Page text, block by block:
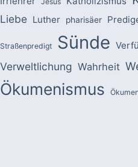
Liebe Luther pharisäer
Straßenpredigt Sünde
Verweltlichung Wahrheit
Ökumenismus